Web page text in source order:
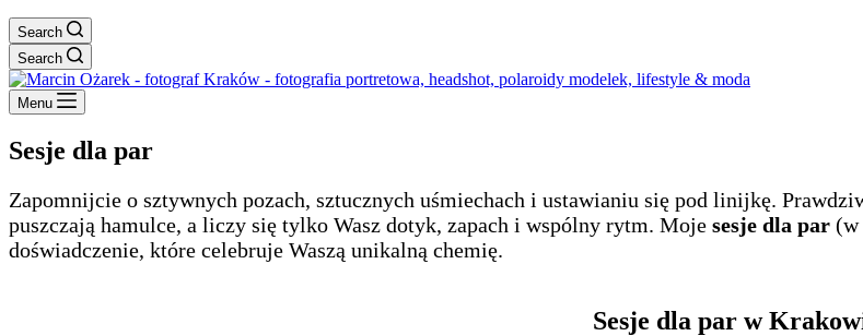
Search
Search
Menu
Sesje dla par
Zapomnijcie o sztywnych pozach, sztucznych uśmiechach i ustawianiu się pod linijkę.
puszczają hamulce, a liczy się tylko Wasz dotyk, zapach i wspólny rytm. Moje sesje dla par (w
doświadczenie, które celebruje Waszą unikalną chemię.
Sesje dla par w